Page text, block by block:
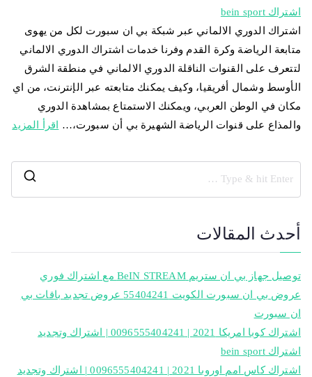
اشتراك bein sport
اشتراك الدوري الالماني عبر شبكة بي ان سبورت لكل من يهوى
متابعة الرياضة وكرة القدم وفرنا خدمات اشتراك الدوري الالماني
لتتعرف على القنوات الناقلة الدوري الالماني في منطقة الشرق
الأوسط وشمال أفريقيا، وكيف يمكنك متابعته عبر الإنترنت، من اي
مكان في الوطن العربي، ويمكنك الاستمتاع بمشاهدة الدوري
والمذاع على قنوات الرياضة الشهيرة بي أن سبورت،…
اقرأ المزيد
أحدث المقالات
توصيل جهاز بي ان ستريم BeIN STREAM مع اشتراك فوري
عروض بي ان سبورت الكويت 55404241 عروض تجديد باقات بي
ان سبورت
اشتراك كوبا امريكا 2021 | 0096555404241 | اشتراك وتجديد
اشتراك bein sport
اشتراك كاس امم اوروبا 2021 | 0096555404241 | اشتراك وتجديد